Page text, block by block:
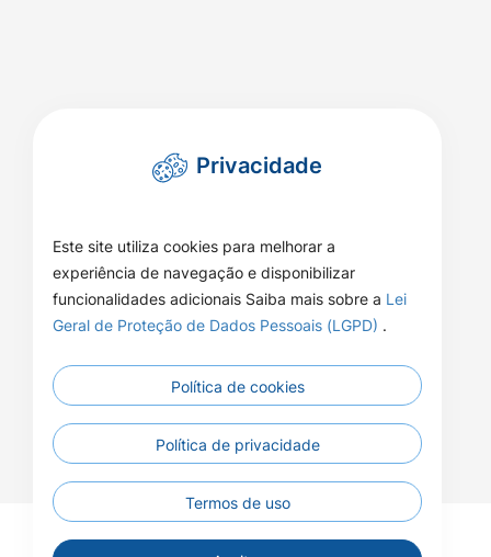
© 2026 - Câmara Municipal de Apiacás - Todos os
Privacidade
Este site utiliza cookies para melhorar a
experiência de navegação e disponibilizar
funcionalidades adicionais Saiba mais sobre a Lei
Geral de Proteção de Dados Pessoais (LGPD) .
Política de cookies
Política de privacidade
Termos de uso